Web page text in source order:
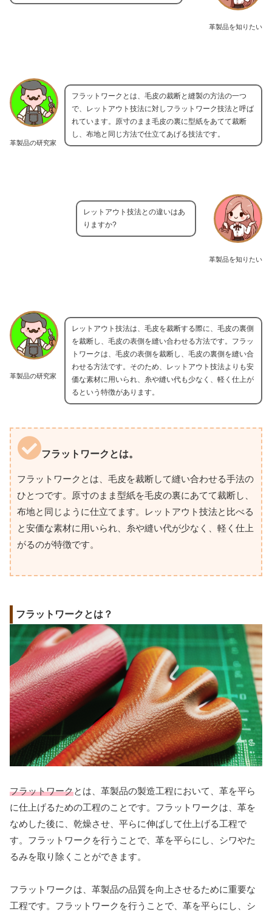
革製品を知りたい
革製品の研究家
フラットワークとは、毛皮の裁断と縫製の方法の一つ
で、レットアウト技法に対しフラットワーク技法と呼ば
れています。原寸のまま毛皮の裏に型紙をあてて裁断
し、布地と同じ方法で仕立てあげる技法です。
革製品を知りたい
レットアウト技法との違いはあ
りますか?
革製品の研究家
レットアウト技法は、毛皮を裁断する際に、毛皮の裏側
を裁断し、毛皮の表側を縫い合わせる方法です。フラッ
トワークは、毛皮の表側を裁断し、毛皮の裏側を縫い合
わせる方法です。そのため、レットアウト技法よりも安
価な素材に用いられ、糸や縫い代も少なく、軽く仕上が
るという特徴があります。
フラットワークとは。
フラットワークとは、毛皮を裁断して縫い合わせる手法の
ひとつです。原寸のまま型紙を毛皮の裏にあてて裁断し、
布地と同じように仕立てます。レットアウト技法と比べる
と安価な素材に用いられ、糸や縫い代が少なく、軽く仕上
がるのが特徴です。
フラットワークとは？
フラットワークとは、革製品の製造工程において、革を平ら
に仕上げるための工程のことです。フラットワークは、革を
なめした後に、乾燥させ、平らに伸ばして仕上げる工程で
す。フラットワークを行うことで、革を平らにし、シワやた
るみを取り除くことができます。
フラットワークは、革製品の品質を向上させるために重要な
工程です。フラットワークを行うことで、革を平らにし、シ